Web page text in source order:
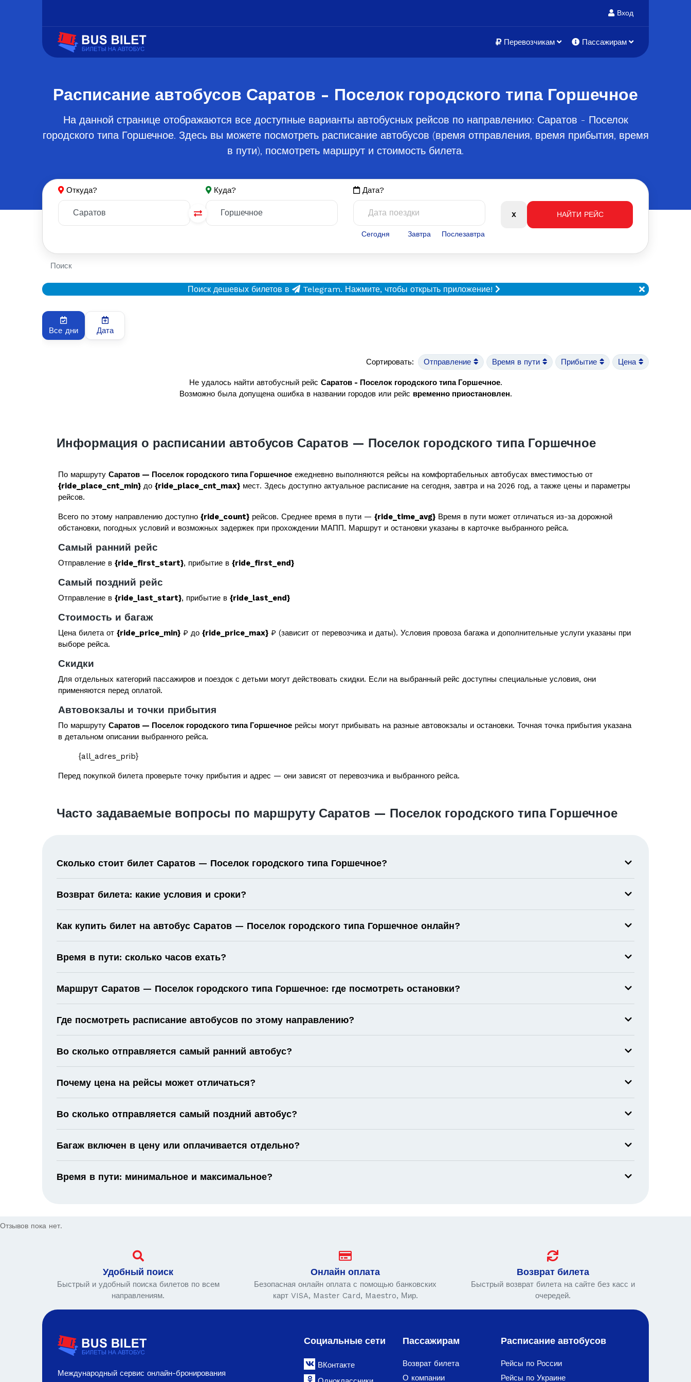
Вход
Перевозчикам Пассажирам
Расписание автобусов Саратов - Поселок городского типа Горшечное
На данной странице отображаются все доступные варианты автобусных рейсов по направлению: Саратов - Поселок
городского типа Горшечное. Здесь вы можете посмотреть расписание автобусов (время отправления, время прибытия, время
в пути), посмотреть маршрут и стоимость билета.
Откуда? Куда? Дата?
Сегодня Завтра Послезавтра
Поиск
Поиск дешевых билетов в Telegram. Нажмите, чтобы открыть приложение!
Все дни Дата
Сортировать: Отправление Время в пути Прибытие Цена
Не удалось найти автобусный рейс Саратов - Поселок городского типа Горшечное.
Возможно была допущена ошибка в названии городов или рейс временно приостановлен.
Информация о расписании автобусов Саратов — Поселок городского типа Горшечное
По маршруту Саратов — Поселок городского типа Горшечное ежедневно выполняются рейсы на комфортабельных автобусах вместимостью от
{ride_place_cnt_min} до {ride_place_cnt_max} мест. Здесь доступно актуальное расписание на сегодня, завтра и на 2026 год, а также цены и параметры
рейсов.
Всего по этому направлению доступно {ride_count} рейсов. Среднее время в пути — {ride_time_avg} Время в пути может отличаться из-за дорожной
обстановки, погодных условий и возможных задержек при прохождении МАПП. Маршрут и остановки указаны в карточке выбранного рейса.
Самый ранний рейс
Отправление в {ride_first_start}, прибытие в {ride_first_end}
Самый поздний рейс
Отправление в {ride_last_start}, прибытие в {ride_last_end}
Стоимость и багаж
Цена билета от {ride_price_min} ₽ до {ride_price_max} ₽ (зависит от перевозчика и даты). Условия провоза багажа и дополнительные услуги указаны при
выборе рейса.
Скидки
Для отдельных категорий пассажиров и поездок с детьми могут действовать скидки. Если на выбранный рейс доступны специальные условия, они
применяются перед оплатой.
Автовокзалы и точки прибытия
По маршруту Саратов — Поселок городского типа Горшечное рейсы могут прибывать на разные автовокзалы и остановки. Точная точка прибытия указана
в детальном описании выбранного рейса.
{all_adres_prib}
Перед покупкой билета проверьте точку прибытия и адрес — они зависят от перевозчика и выбранного рейса.
Часто задаваемые вопросы по маршруту Саратов — Поселок городского типа Горшечное
Сколько стоит билет Саратов — Поселок городского типа Горшечное?
Возврат билета: какие условия и сроки?
Как купить билет на автобус Саратов — Поселок городского типа Горшечное онлайн?
Время в пути: сколько часов ехать?
Маршрут Саратов — Поселок городского типа Горшечное: где посмотреть остановки?
Где посмотреть расписание автобусов по этому направлению?
Во сколько отправляется самый ранний автобус?
Почему цена на рейсы может отличаться?
Во сколько отправляется самый поздний автобус?
Багаж включен в цену или оплачивается отдельно?
Время в пути: минимальное и максимальное?
Отзывов пока нет.
Удобный поиск
Быстрый и удобный поиска билетов по всем
направлениям.
Онлайн оплата
Безопасная онлайн оплата с помощью банковских
карт VISA, Master Card, Maestro, Мир.
Возврат билета
Быстрый возврат билета на сайте без касс и
очередей.
Международный сервис онлайн-бронирования
Социальные сети
ВКонтакте
Пассажирам
Возврат билета
О компании
Расписание автобусов
Рейсы по России
Рейсы по Украине